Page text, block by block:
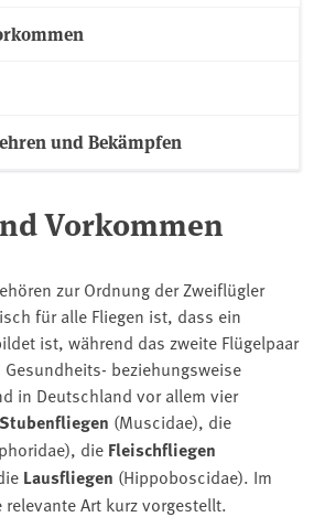
und Bekämpfen
Vorkommen
zur Ordnung der Zweiflügler
für alle Fliegen ist, dass ein
ist, während das zweite Flügelpaar
beziehungsweise
in Deutschland vor allem vier
Stubenfliegen (Muscidae), die
die Fleischfliegen
Lausfliegen (Hippoboscidae). Im
relevante Art kurz vorgestellt.